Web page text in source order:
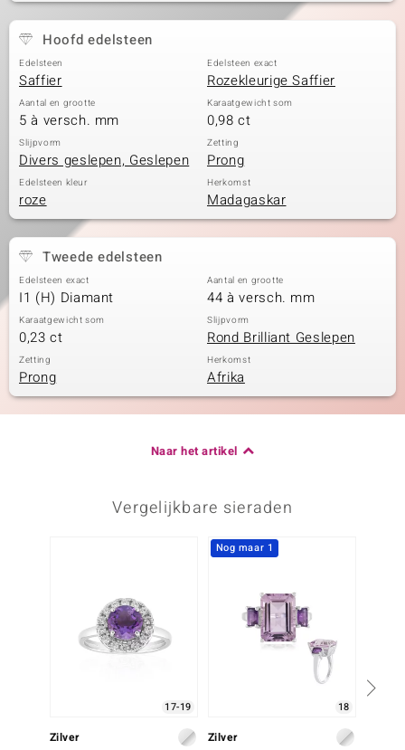
Hoofd edelsteen
Edelsteen
Saffier
Edelsteen exact
Rozekleurige Saffier
Aantal en grootte
5 à versch. mm
Karaatgewicht som
0,98 ct
Slijpvorm
Divers geslepen, Geslepen
Zetting
Prong
Edelsteen kleur
roze
Herkomst
Madagaskar
Tweede edelsteen
Edelsteen exact
I1 (H) Diamant
Aantal en grootte
44 à versch. mm
Karaatgewicht som
0,23 ct
Slijpvorm
Rond Brilliant Geslepen
Zetting
Prong
Herkomst
Afrika
Naar het artikel
Vergelijkbare sieraden
17-19
Zilver
Nog maar 1
18
Zilver